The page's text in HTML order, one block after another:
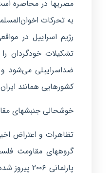
مصریها در محاصره
به تحركات
رژیم اسراییل در
تشكیلات خودگردان
ضداسراییلی می‌شود و
كشورهایی همانند
خوشحالی جنبشهای